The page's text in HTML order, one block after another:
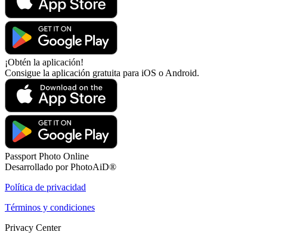
¡Obtén la aplicación!
Consigue la aplicación gratuita para iOS o Android.
Passport Photo Online
Desarrollado por PhotoAiD®
Política de privacidad
Términos y condiciones
Privacy Center